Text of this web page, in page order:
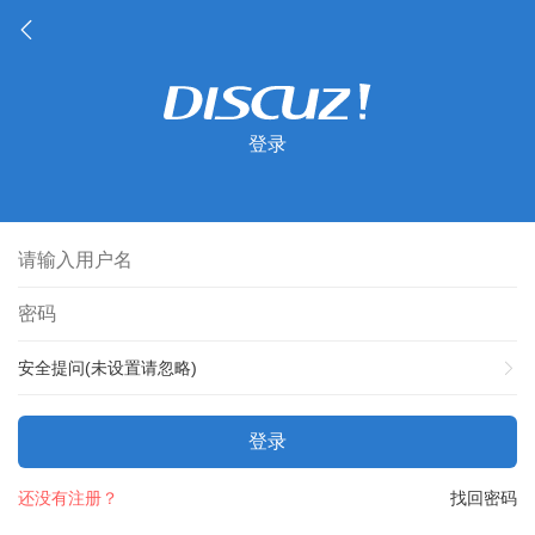
登录
安全提问(未设置请忽略)
登录
找回密码
还没有注册？